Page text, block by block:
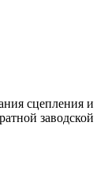
сцепления и
заводской